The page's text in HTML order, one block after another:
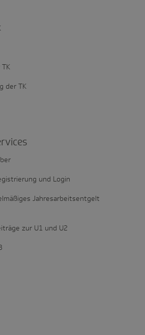
der TK
und Login
Jahresarbeitsentgelt
zur U1 und U2